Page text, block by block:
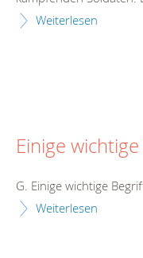
Weiterlesen
Einige
G. Einige wichtige
Weiterlesen